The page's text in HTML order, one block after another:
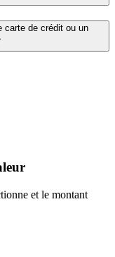
carte de crédit ou un
et le montant